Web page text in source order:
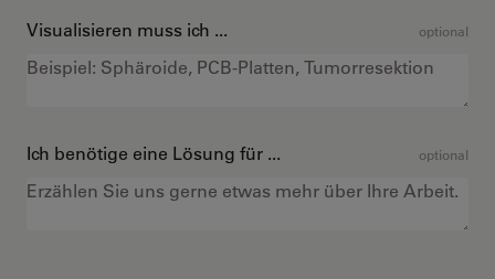
Visualisieren muss ich ... optional
Ich benötige eine Lösung für ... optional